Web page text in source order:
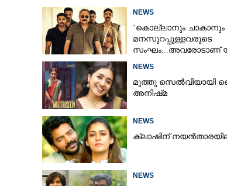
NEWS
‘കൊല്ലാനും ചാകാനും
മനസുറപ്പുള്ളവരുടെ
സംഘം...അവരോടാണ്
NEWS
മുത്തു സെൽവിയായി
അനിഷ്‌മ
NEWS
ക്ലാഷിന്
NEWS